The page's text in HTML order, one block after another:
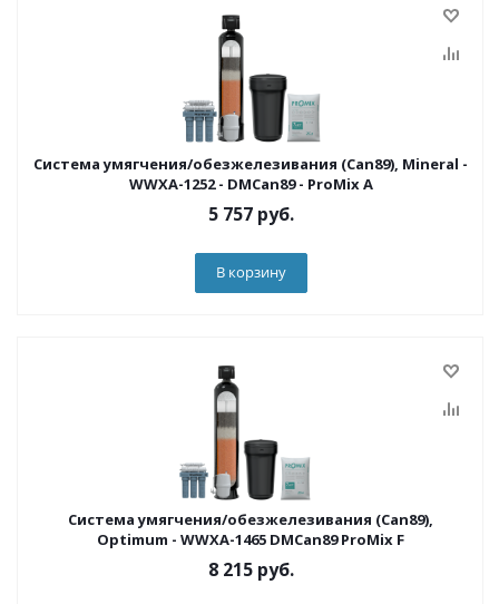
Система умягчения/обезжелезивания (Can89), Mineral -
WWXA-1252 - DMCan89 - ProMix A
5 757руб.
В корзину
Система умягчения/обезжелезивания (Can89),
Optimum - WWXA-1465 DMCan89 ProMix F
8 215руб.